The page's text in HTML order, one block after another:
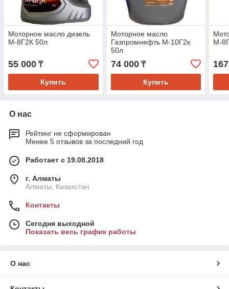
Моторное масло дизель
М-8Г2К 50л
55 000 ₸
Купить
Моторное масло
Газпромнефть М-10Г2к
50л
74 000₸
Купить
М-
О нас
Рейтинг не сформирован
Менее 5 отзывов за последний год
Работает с 19.08.2018
г. Алматы
Алматы, Казахстан
Контакты
Сегодня выходной
Показать весь график работы
О нас